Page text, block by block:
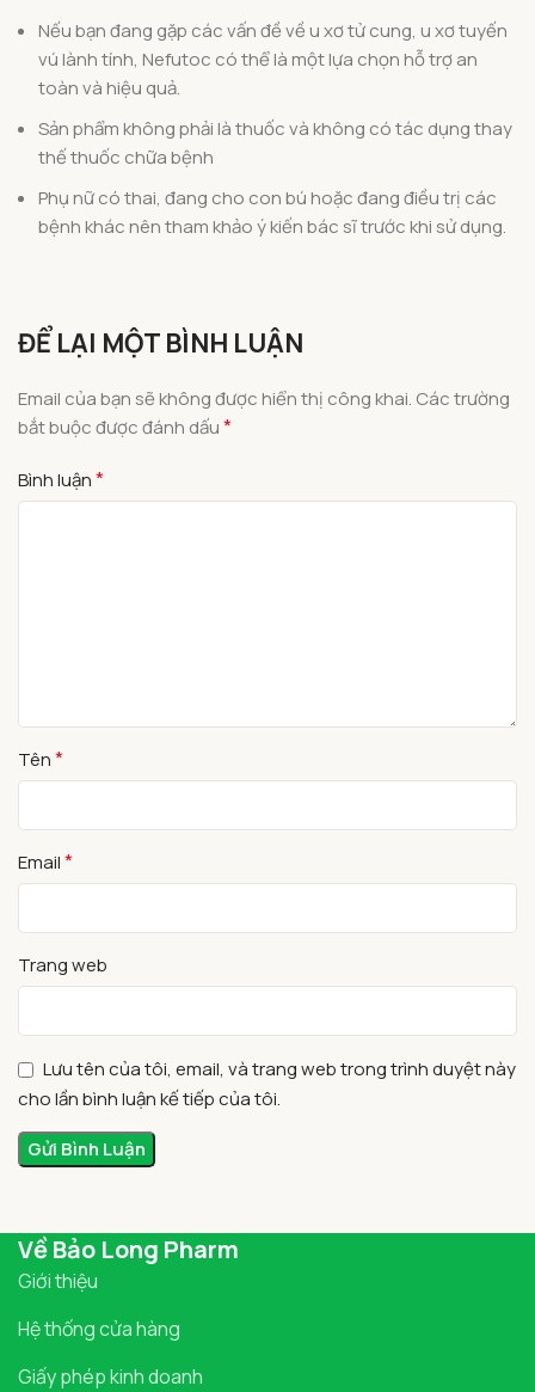
Nếu bạn đang gặp các vấn đề về u xơ tử cung, u xơ tuyến
vú lành tính, Nefutoc có thể là một lựa chọn hỗ trợ an
toàn và hiệu quả.
Sản phẩm không phải là thuốc và không có tác dụng thay
thế thuốc chữa bệnh
Phụ nữ có thai, đang cho con bú hoặc đang điều trị các
bệnh khác nên tham khảo ý kiến bác sĩ trước khi sử dụng.
ĐỂ LẠI MỘT BÌNH LUẬN
Email của bạn sẽ không được hiển thị công khai. Các trường
bắt buộc được đánh dấu*
Bình luận*
Tên*
Email*
Trang web
Lưu tên của tôi, email, và trang web trong trình duyệt này
cho lần bình luận kế tiếp của tôi.
Về Bảo Long Pharm
Giới thiệu
Hệ thống cửa hàng
Giấy phép kinh doanh